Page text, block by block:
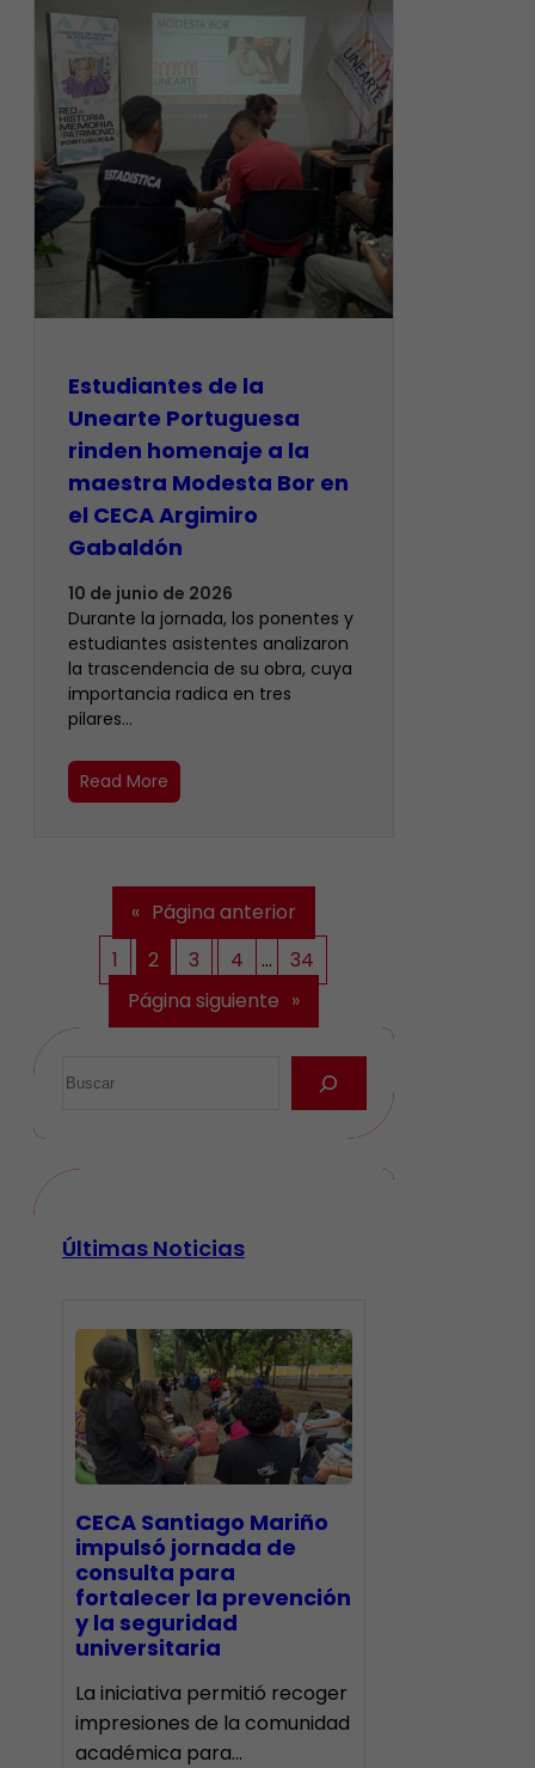
Estudiantes de la
Unearte Portuguesa
rinden homenaje a la
maestra Modesta Bor en
el CECA Argimiro
Gabaldón
10 de junio de 2026
Durante la jornada, los ponentes y
estudiantes asistentes analizaron
la trascendencia de su obra, cuya
importancia radica en tres
pilares…
Read More
« Página anterior
1
2 3 4 …
34
Página siguiente »
Últimas Noticias
CECA Santiago Mariño
impulsó jornada de
consulta para
fortalecer la prevención
y la seguridad
universitaria
La iniciativa permitió recoger
impresiones de la comunidad
académica para…